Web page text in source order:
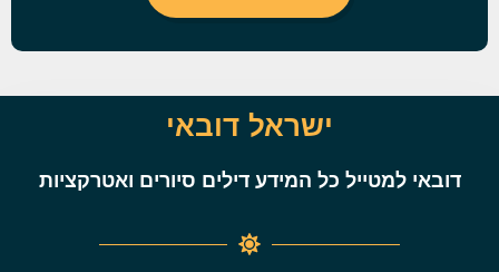
ישראל דובאי
דובאי למטייל כל המידע דילים סיורים ואטרקציות